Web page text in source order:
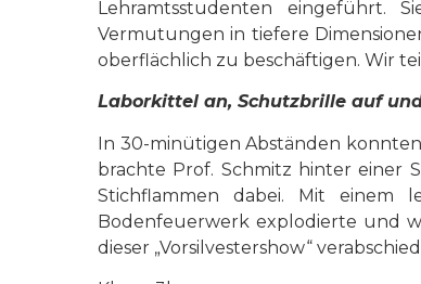
Lehramtsstudenten eingeführt.
Vermutungen in tiefere
oberflächlich zu beschäftigen. Wir
Laborkittel an, Schutzbrille auf
In 30-minütigen Abständen
brachte Prof. Schmitz hinter einer
Stichflammen dabei. Mit einem
Bodenfeuerwerk explodierte und
dieser „Vorsilvestershow“